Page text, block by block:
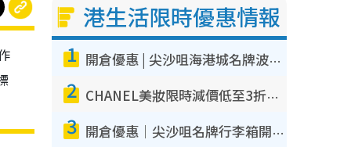
港生活限時優惠情報
1 開倉優惠 | 尖沙咀海港城名牌波鞋開倉低至1折！On鞋$899起／Joy&Peace鞋履$98起
2 CHANEL美妝限時減價低至3折！人氣粉底/唇膏/精華液低至$275！COCO香水都有平
3 開倉優惠｜尖沙咀名牌行李箱開倉低至4折！一連5日 American Tourister/ace./Hallmark $200起！